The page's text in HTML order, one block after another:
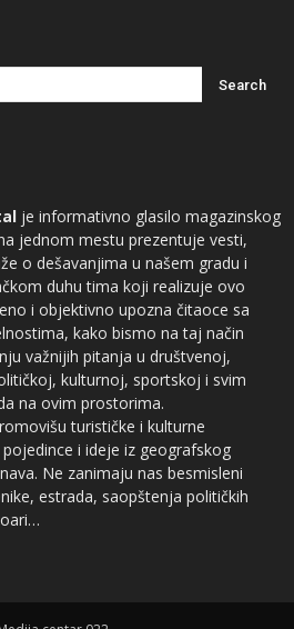
je informativno glasilo magazinskog
jednom mestu prezentuje vesti,
o dešavanjima u našem gradu i
duhu tima koji realizuje ovo
i objektivno upozna čitaoce sa
kako bismo na taj način
važnijih pitanja u društvenoj,
kulturnoj, sportskoj i svim
na ovim prostorima.
turističke i kulturne
i ideje iz geografskog
Ne zanimaju nas besmisleni
estrada, saopštenja političkih